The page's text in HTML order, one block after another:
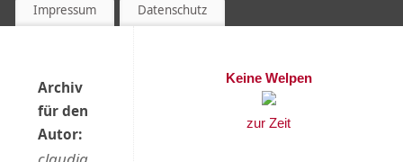
Impressum
Datenschutz
Archiv
für den
Autor:
Keine Welpen
zur Zeit